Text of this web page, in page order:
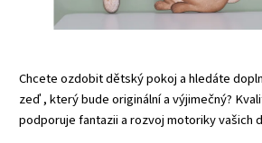
Chcete ozdobit dětský pokoj a hledáte
zeď , který bude originální a výjimečný?
podporuje fantazii a rozvoj motoriky vašich